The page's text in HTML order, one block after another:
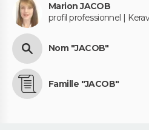
Marion JACOB
profil professionnel |
Nom "JACOB"
Famille "JACOB"